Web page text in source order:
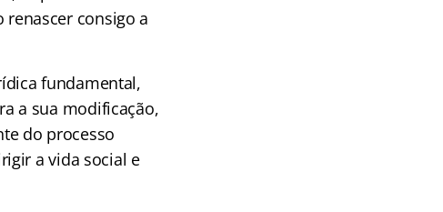
consigo a
fundamental,
a sua modificação,
do processo
a vida social e